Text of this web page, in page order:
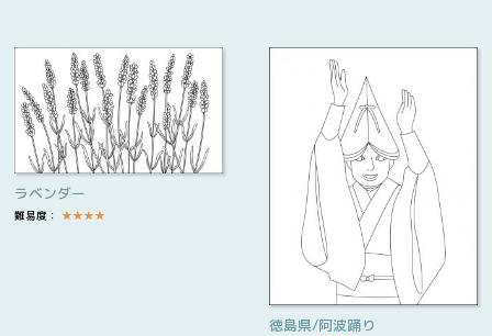
ラベンダー
難易度： ★★★★
徳島県/阿波踊り